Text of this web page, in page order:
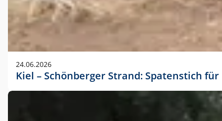
24.06.2026
Kiel – Schönberger Strand: Spatenstich